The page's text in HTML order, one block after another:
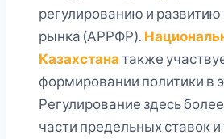
регулированию и
рынка (АРРФР).
Казахстанатакже
формировании политики в
Регулирование здесь
части предельных ставок